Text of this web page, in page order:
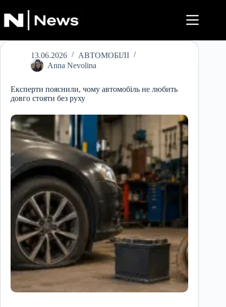
до
вмісту
13.06.2026
АВТОМОБІЛІ
Anna Nevolina
Експерти пояснили, чому автомобіль не любить
довго стояти без руху